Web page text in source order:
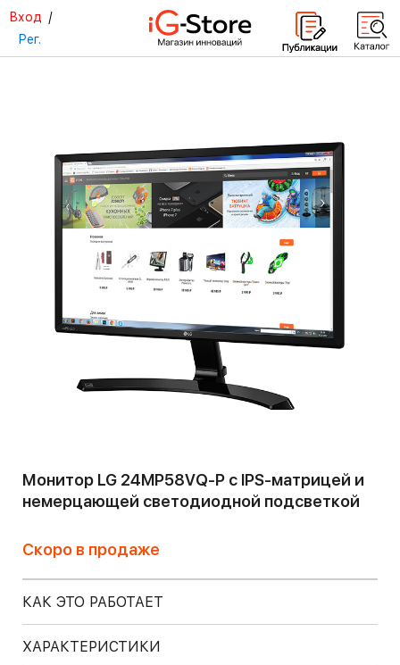
Вход /
Рег.
Монитор LG 24MP58VQ-P с IPS-матрицей и
немерцающей светодиодной подсветкой
Скоро в продаже
КАК ЭТО РАБОТАЕТ
ХАРАКТЕРИСТИКИ